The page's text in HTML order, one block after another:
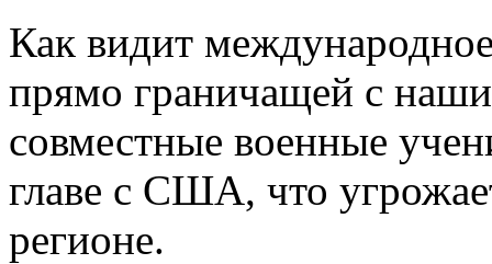
Как видит
прямо граничащей с
совместные военные
главе с США, что
регионе.